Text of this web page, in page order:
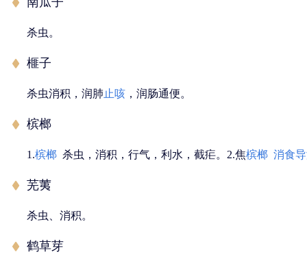
杀虫。
榧子
杀虫消积，润肺 止咳 ，润肠通便。
槟榔
1.槟榔 杀虫，消积，行气，利水，截疟。2.焦槟榔 消食
芜荑
杀虫、消积。
鹤草芽